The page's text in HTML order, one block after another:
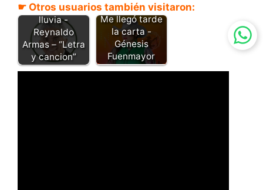
☛ Otros usuarios también visitaron:
Tu carta y la
lluvia -
Reynaldo
Armas – “Letra
y cancion”
Me llegó tarde
la carta -
Génesis
Fuenmayor